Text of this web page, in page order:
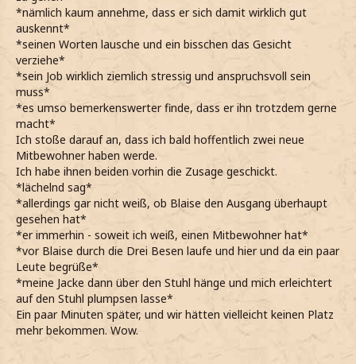
*nämlich kaum annehme, dass er sich damit wirklich gut
auskennt*
*seinen Worten lausche und ein bisschen das Gesicht
verziehe*
*sein Job wirklich ziemlich stressig und anspruchsvoll sein
muss*
*es umso bemerkenswerter finde, dass er ihn trotzdem gerne
macht*
Ich stoße darauf an, dass ich bald hoffentlich zwei neue
Mitbewohner haben werde.
Ich habe ihnen beiden vorhin die Zusage geschickt.
*lächelnd sag*
*allerdings gar nicht weiß, ob Blaise den Ausgang überhaupt
gesehen hat*
*er immerhin - soweit ich weiß, einen Mitbewohner hat*
*vor Blaise durch die Drei Besen laufe und hier und da ein paar
Leute begrüße*
*meine Jacke dann über den Stuhl hänge und mich erleichtert
auf den Stuhl plumpsen lasse*
Ein paar Minuten später, und wir hätten vielleicht keinen Platz
mehr bekommen. Wow.